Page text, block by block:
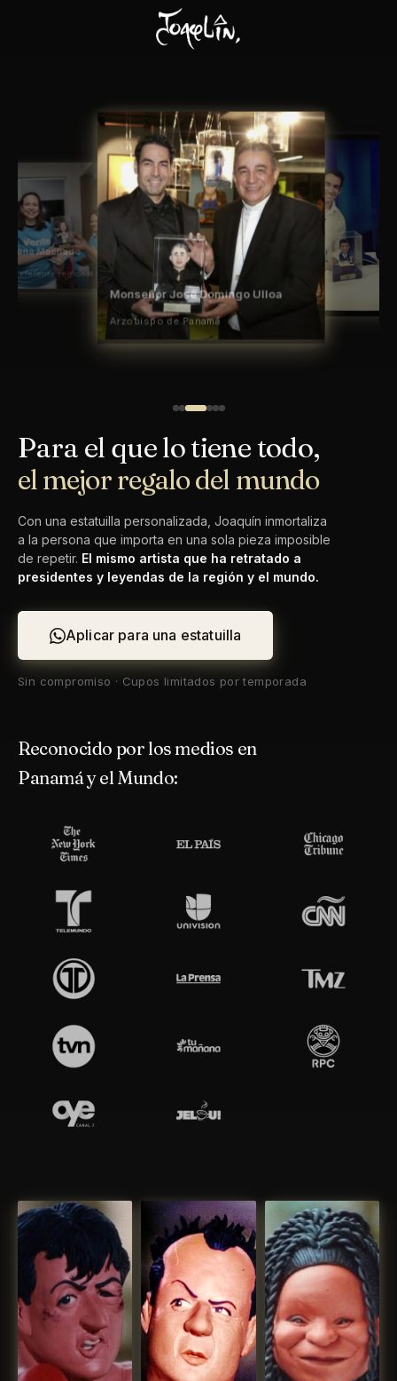
Para el que lo tiene todo,
el mejor regalo del mundo
Con una estatuilla personalizada, Joaquín inmortaliza
a la persona que importa en una sola pieza imposible
de repetir. El mismo artista que ha retratado a
presidentes y leyendas de la región y el mundo.
Aplicar para una estatuilla
Sin compromiso · Cupos limitados por temporada
Monseñor José Domingo Ulloa
Arzobispo de Panamá
Reconocido por los medios en
Panamá y el Mundo: